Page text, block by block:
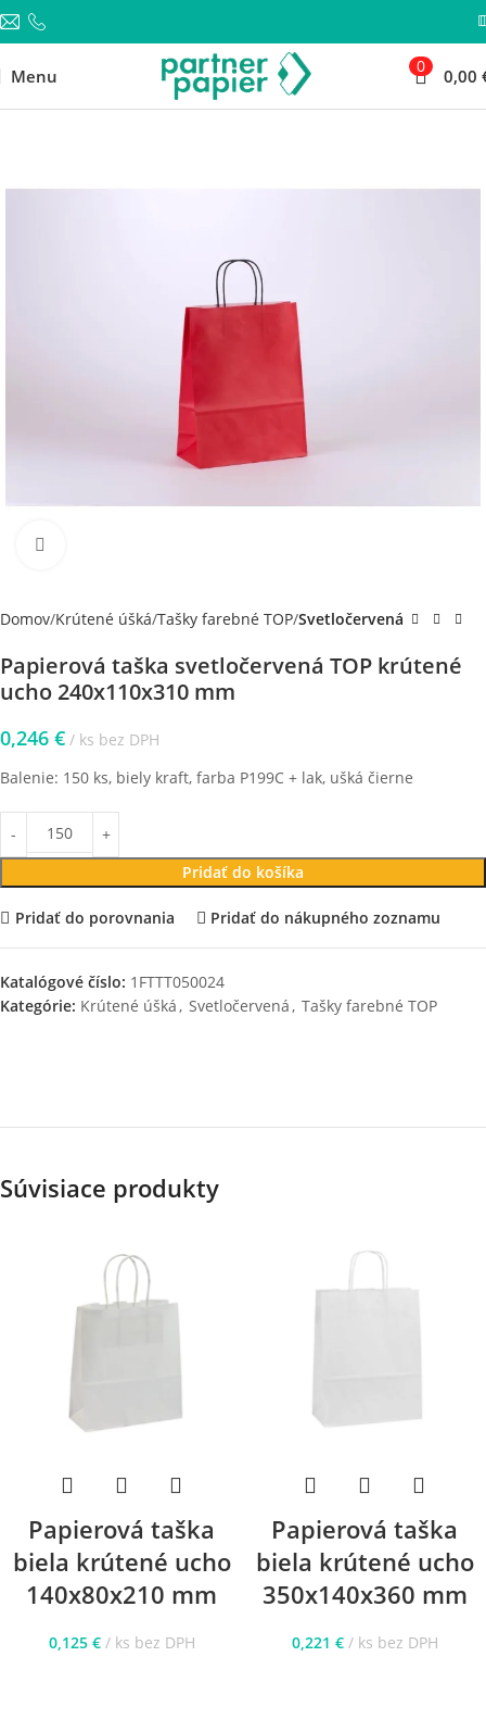
Menu 0 0,00
Domov Krútené úšká Tašky farebné TOP Svetločervená
Papierová taška svetločervená TOP krútené
ucho 240x110x310 mm
0,246 €
ks bez DPH
Balenie: 150 ks, biely kraft, farba P199C + lak, ušká čierne
Pridať do košíka
Pridať do porovnania Pridať do nákupného zoznamu
Katalógové číslo: 1FTTT050024
Kategórie: Krútené úšká, Svetločervená, Tašky farebné TOP
Súvisiace produkty
Papierová taška
biela krútené ucho
140x80x210 mm
0,125 € ks bez DPH
Papierová taška
biela krútené ucho
350x140x360 mm
0,221 € ks bez DPH